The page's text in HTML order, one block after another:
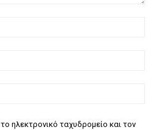
ηλεκτρονικό ταχυδρομείο και τον